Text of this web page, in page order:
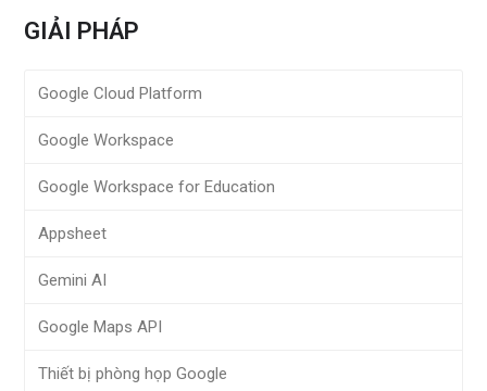
GIẢI PHÁP
Google Cloud Platform
Google Workspace
Google Workspace for Education
Appsheet
Gemini AI
Google Maps API
Thiết bị phòng họp Google